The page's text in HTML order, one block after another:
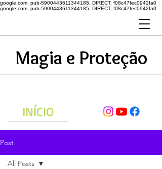
google.com, pub-5900443611344185, DIRECT, f08c47fec0942fa0
google.com, pub-5900443611344185, DIRECT, f08c47fec0942fa0
Magia e Proteção
INÍCIO
Post
All Posts